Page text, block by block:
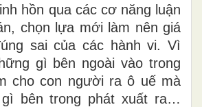
hồn qua các cơ năng luận
chọn lựa mới làm nên giá
sai của các hành vi. Vì
gì bên ngoài vào trong
cho con người ra ô uế mà
bên trong phát xuất ra…